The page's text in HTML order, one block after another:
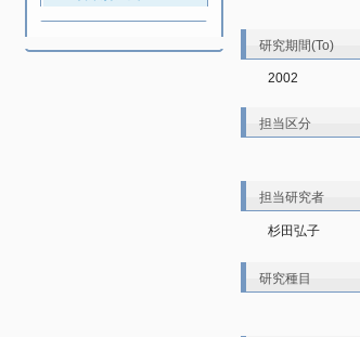
研究期間(To)
2002
担当区分
担当研究者
杉田弘子
研究種目